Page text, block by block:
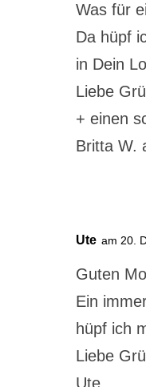
Was für
Da hüpf
in Dein
Liebe
+ einen
Britta W.
Ute am 20.
Guten
Ein
hüpf ich
Liebe
Ute